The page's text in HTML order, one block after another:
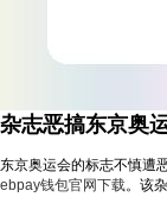
杂志恶搞东京奥
东京奥运会的标志不慎遭
ebpay钱包官网下载。该